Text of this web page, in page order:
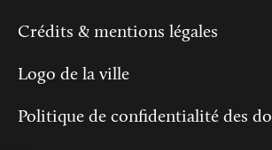
Crédits & mentions légales
Logo de la ville
Politique de confidentialité des